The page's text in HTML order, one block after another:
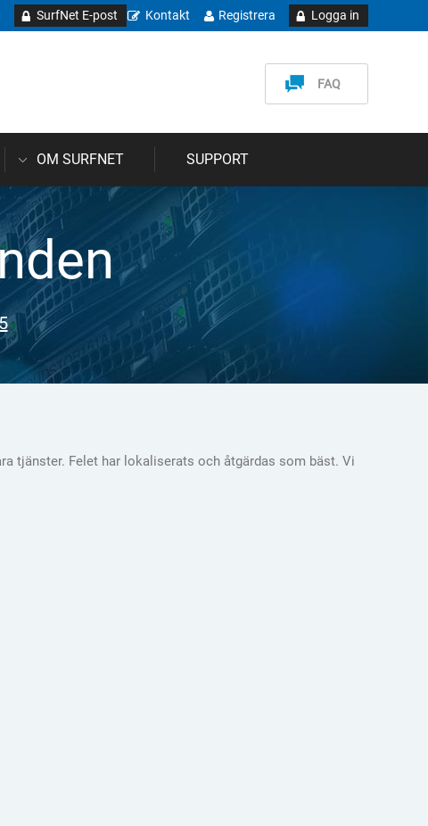
SurfNet E-post Kontakt Registrera Logga in
FAQ
OM SURFNET SUPPORT
tjänster. Felet har lokaliserats och åtgärdas som bäst. Vi